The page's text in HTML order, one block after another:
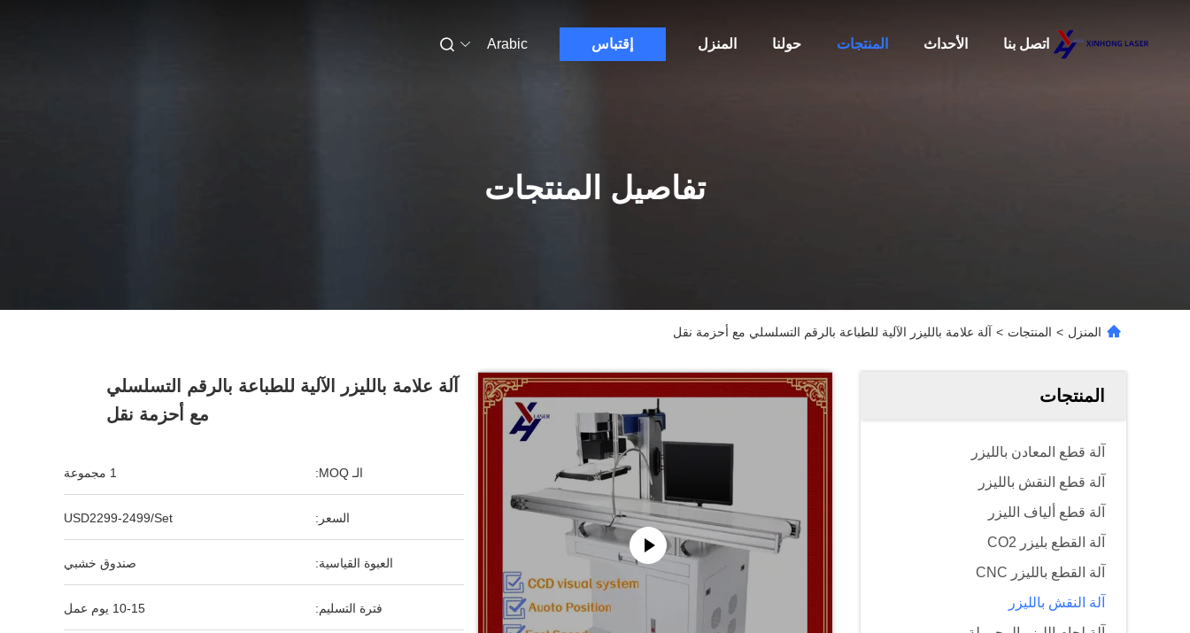
المنزل حولنا المنتجات الأحداث اتصل بنا إقتباس Arabic
تفاصيل المنتجات
المنزل > المنتجات > آلة علامة بالليزر الآلية للطباعة بالرقم التسلسلي مع أحزمة نقل
المنتجات
آلة قطع المعادن بالليزر
آلة قطع النقش بالليزر
آلة قطع ألياف الليزر
آلة القطع بليزر CO2
آلة القطع بالليزر CNC
آلة النقش بالليزر
آلة علامة بالليزر الآلية للطباعة بالرقم التسلسلي
مع أحزمة نقل
الـ MOQ: 1 مجموعة
السعر: USD2299-2499/Set
العبوة القياسية: صندوق خشبي
فترة التسليم: 10-15 يوم عمل